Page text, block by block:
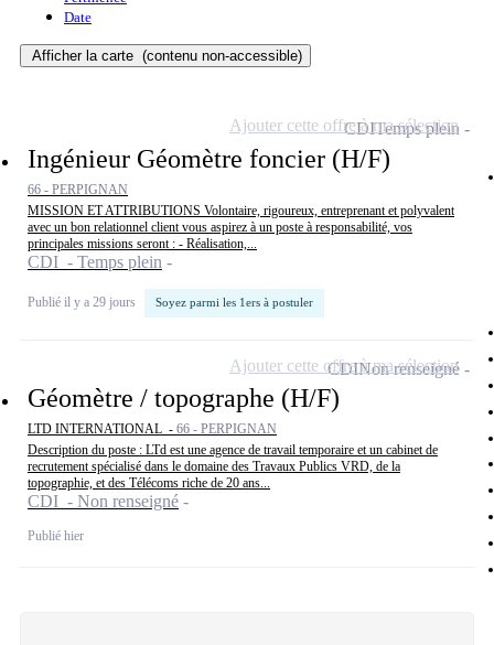
Date
Afficher la carte (contenu non-accessible)
Ingénieur Géomètre foncier (H/F)
66 - PERPIGNAN
MISSION ET ATTRIBUTIONS Volontaire, rigoureux, entreprenant et polyvalent
avec un bon relationnel client vous aspirez à un poste à responsabilité, vos
principales missions seront : - Réalisation,...
CDI - Temps plein
Publié il y a 29 jours Soyez parmi les 1ers à postuler
CDITemps plein
Ajouter cette offre à ma sélection
Géomètre / topographe (H/F)
LTD INTERNATIONAL - 66 - PERPIGNAN
Description du poste : LTd est une agence de travail temporaire et un cabinet de
recrutement spécialisé dans le domaine des Travaux Publics VRD, de la
topographie, et des Télécoms riche de 20 ans...
CDI - Non renseigné
Publié hier
CDINon renseigné
Ajouter cette offre à ma sélection